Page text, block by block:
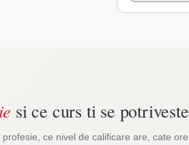
si ce curs ti se potriveste
ce nivel de calificare are, cate ore